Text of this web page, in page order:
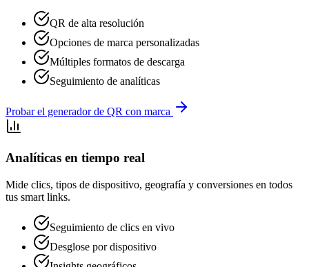
QR de alta resolución
Opciones de marca personalizadas
Múltiples formatos de descarga
Seguimiento de analíticas
Probar el generador de QR con marca
Analíticas en tiempo real
Mide clics, tipos de dispositivo, geografía y conversiones en todos
tus smart links.
Seguimiento de clics en vivo
Desglose por dispositivo